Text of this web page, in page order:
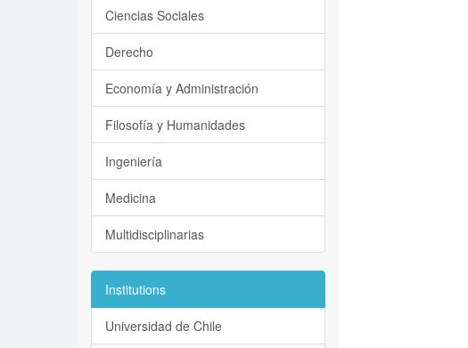
Ciencias Sociales
Derecho
Economía y Administración
Filosofía y Humanidades
Ingeniería
Medicina
Multidisciplinarias
Institutions
Universidad de Chile